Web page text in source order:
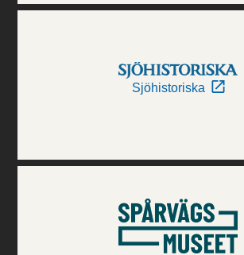
Sjöhistoriska